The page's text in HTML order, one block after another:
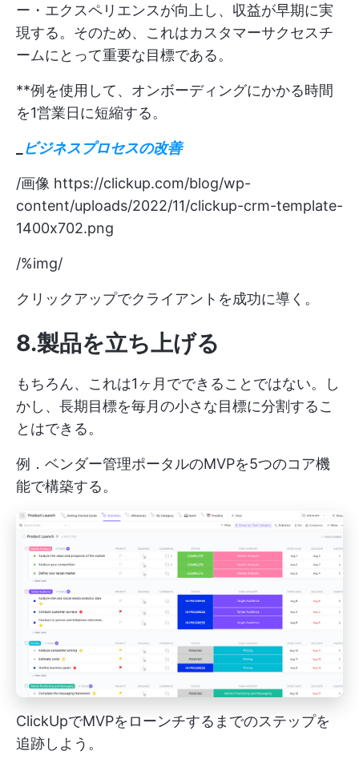
ー・エクスペリエンスが向上し、収益が早期に実
現する。そのため、これはカスタマーサクセスチ
ームにとって重要な目標である。
**例を使用して、オンボーディングにかかる時間
を1営業日に短縮する。
ビジネスプロセスの改善
/画像 https://clickup.com/blog/wp-
content/uploads/2022/11/clickup-crm-template-
1400x702.png
/%img/
クリックアップでクライアントを成功に導く。
8.製品を立ち上げる
もちろん、これは1ヶ月でできることではない。し
かし、長期目標を毎月の小さな目標に分割するこ
とはできる。
例．ベンダー管理ポータルのMVPを5つのコア機
能で構築する。
ClickUpでMVPをローンチするまでのステップを
追跡しよう。